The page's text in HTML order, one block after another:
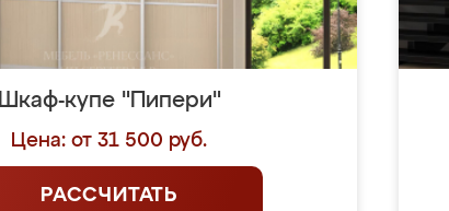
Шкаф-купе "Пипери"
Цена: от 31 500 руб.
РАССЧИТАТЬ